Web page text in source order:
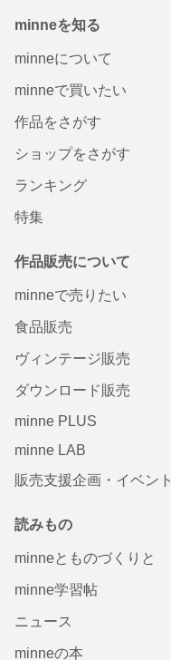
minneを知る
minneについて
minneで買いたい
作品をさがす
ショップをさがす
ランキング
特集
作品販売について
minneで売りたい
食品販売
ヴィンテージ販売
ダウンロード販売
minne PLUS
minne LAB
販売支援企画・イベント
読みもの
minneとものづくりと
minne学習帖
ニュース
minneの本